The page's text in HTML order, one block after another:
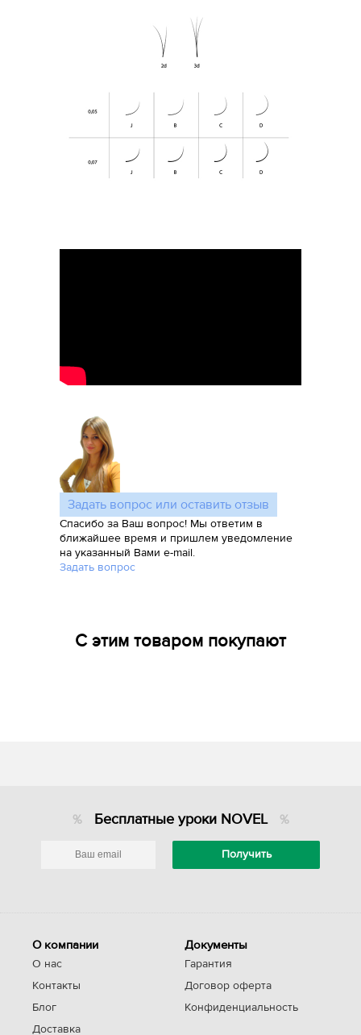
Задать вопрос или оставить отзыв
Спасибо за Ваш вопрос! Мы ответим в
ближайшее время и пришлем уведомление
на указанный Вами e-mail.
Задать вопрос
С этим товаром покупают
Бесплатные уроки NOVEL
О компании
О нас
Контакты
Блог
Доставка
Документы
Гарантия
Договор оферта
Конфиденциальность